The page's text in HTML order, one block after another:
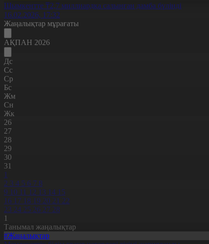
Шымкентте ₸2,7 миллиардқа салынған дамба бүлінді
16.02.2026, 17:32
Жаңалықтар мұрағаты
АҚПАН 2026
Дс
Сс
Ср
Бс
Жм
Сн
Жк
26
27
28
29
30
31
1
2 3 4 5 6 7 8
9 10 11 12 13 14 15
16 17 18 19 20 21 22
23 24 25 26 27 28
1
Танымал жаңалықтар
#Жаңалықтар